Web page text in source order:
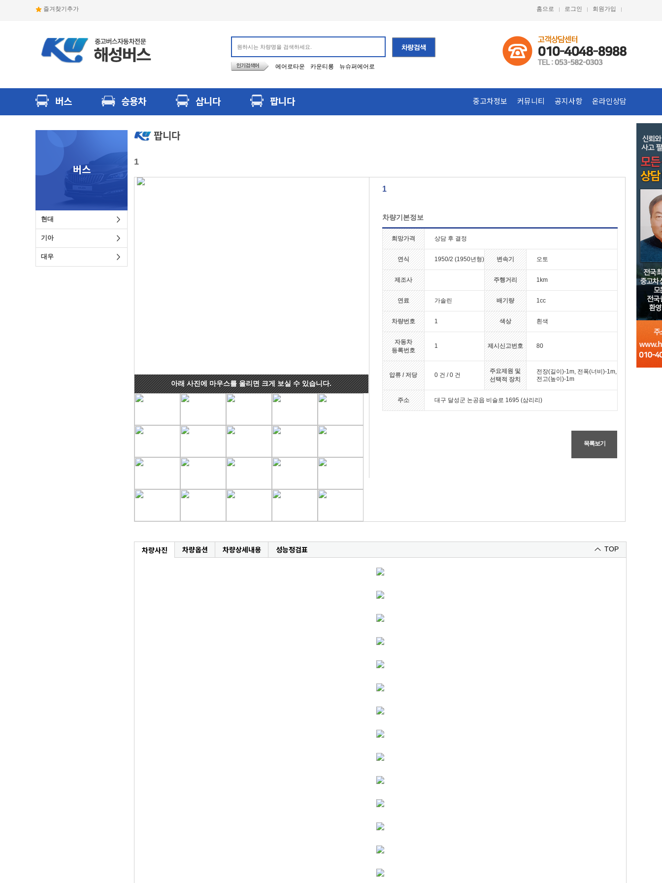
즐겨찾기추가 홈으로 로그인 회원가입
에어로타운 카운티롱 뉴슈퍼에어로
버스 승용차 삽니다 팝니다 중고차정보 커뮤니티 공지사항 온라인상담
버스
현대
기아
대우
팝니다
1
아래 사진에 마우스를 올리면 크게 보실 수 있습니다.
1
차량기본정보
희망가격 상담 후 결정
연식 1950/2 (1950년형) 변속기 오토
제조사 주행거리 1km
연료 가솔린 배기량 1cc
차량번호 1 색상 흰색
자동차
등록번호
1 제시신고번호 80
압류 / 저당 0 건 / 0 건
주요제원 및
선택적 장치
전장(길이)-1m, 전폭(너비)-1m,
전고(높이)-1m
주소 대구 달성군 논공읍 비슬로 1695 (삼리리)
목록보기
차량사진 차량옵션 차량상세내용 성능정검표 TOP